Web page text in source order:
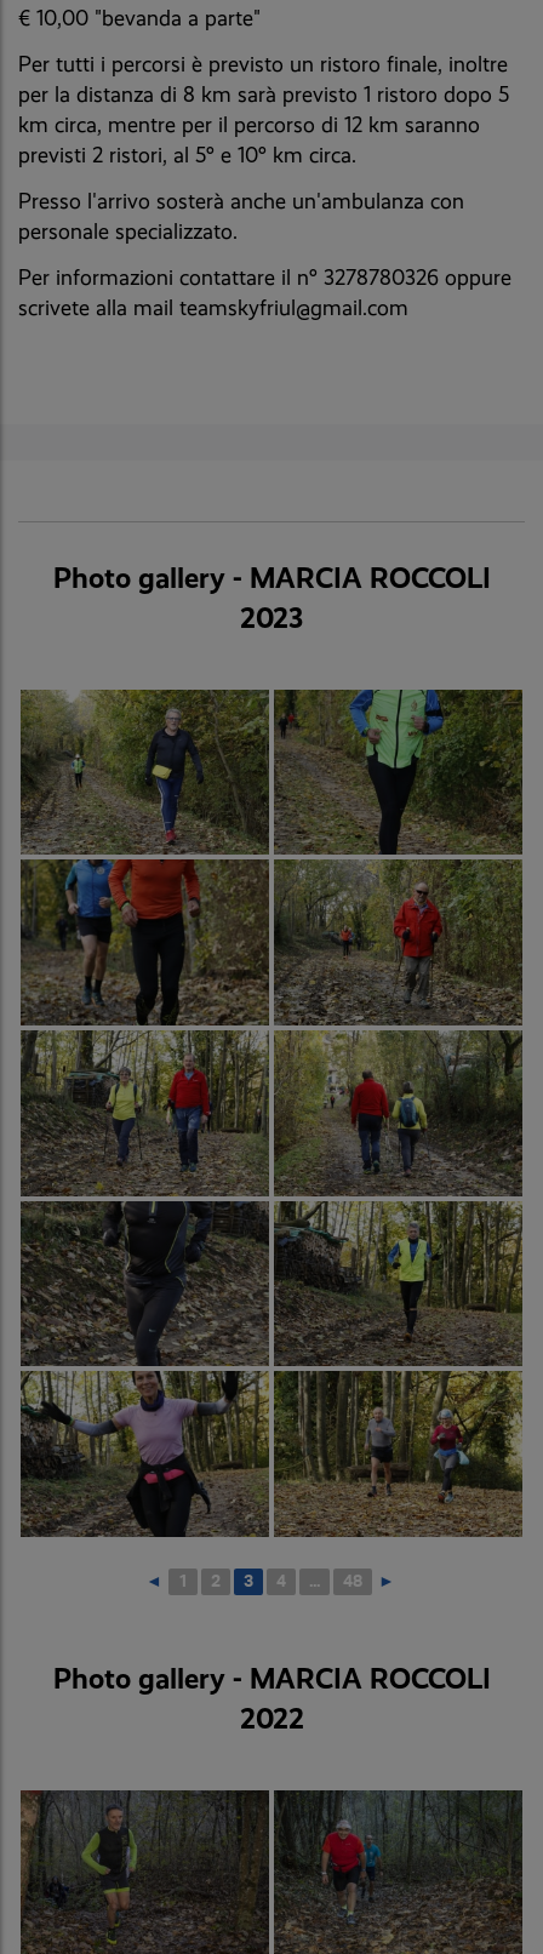
€ 10,00 "bevanda a parte"
Per tutti i percorsi è previsto un ristoro finale, inoltre
per la distanza di 8 km sarà previsto 1 ristoro dopo 5
km circa, mentre per il percorso di 12 km saranno
previsti 2 ristori, al 5° e 10° km circa.
Presso l'arrivo sosterà anche un'ambulanza con
personale specializzato.
Per informazioni contattare il n° 3278780326 oppure
scrivete alla mail teamskyfriul@gmail.com
Photo gallery - MARCIA ROCCOLI
2023
◄ 1 2 3 4 ... 48 ►
Photo gallery - MARCIA ROCCOLI
2022